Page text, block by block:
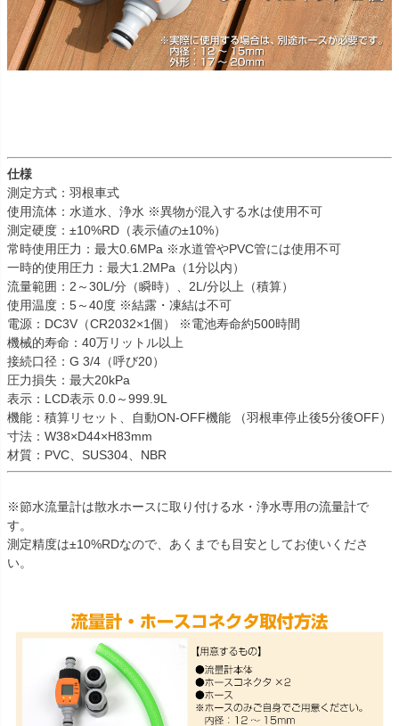
仕様
測定方式：羽根車式
使用流体：水道水、浄水 ※異物が混入する水は使用不可
測定硬度：±10%RD（表示値の±10%）
常時使用圧力：最大0.6MPa ※水道管やPVC管には使用不可
一時的使用圧力：最大1.2MPa（1分以内）
流量範囲：2～30L/分（瞬時）、2L/分以上（積算）
使用温度：5～40度 ※結露・凍結は不可
電源：DC3V（CR2032×1個） ※電池寿命約500時間
機械的寿命：40万リットル以上
接続口径：G 3/4（呼び20）
圧力損失：最大20kPa
表示：LCD表示 0.0～999.9L
機能：積算リセット、自動ON-OFF機能 （羽根車停止後5分後OFF）
寸法：W38×D44×H83mm
材質：PVC、SUS304、NBR
※節水流量計は散水ホースに取り付ける水・浄水専用の流量計で
す。
測定精度は±10%RDなので、あくまでも目安としてお使いくださ
い。